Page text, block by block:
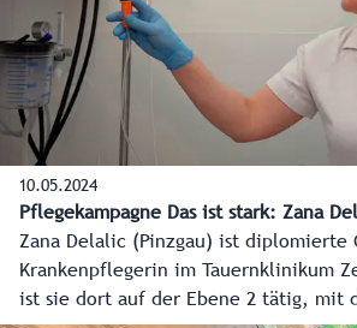
10.05.2024
Pflegekampagne Das ist stark: Zana
Zana Delalic (Pinzgau) ist diplomierte
Krankenpflegerin im Tauernklinikum
ist sie dort auf der Ebene 2 tätig, mit